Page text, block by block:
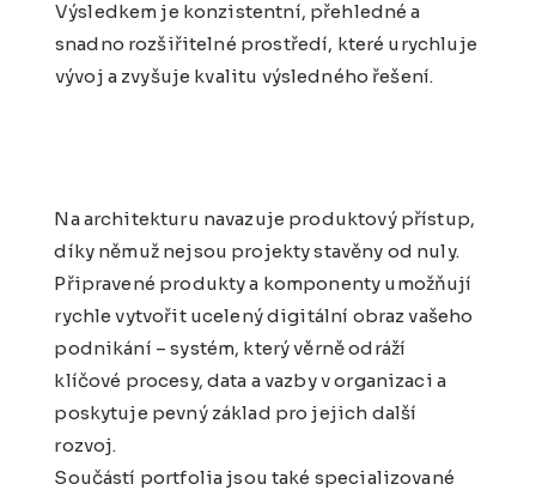
Výsledkem je konzistentní, přehledné a
snadno rozšiřitelné prostředí, které urychluje
vývoj a zvyšuje kvalitu výsledného řešení.
Na architekturu navazuje produktový přístup,
díky němuž nejsou projekty stavěny od nuly.
Připravené produkty a komponenty umožňují
rychle vytvořit ucelený digitální obraz vašeho
podnikání – systém, který věrně odráží
klíčové procesy, data a vazby v organizaci a
poskytuje pevný základ pro jejich další
rozvoj.
Součástí portfolia jsou také specializované